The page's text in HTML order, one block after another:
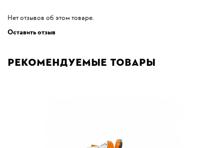
Нет отзывов об этом товаре.
Оставить отзыв
Рекомендуемые товары